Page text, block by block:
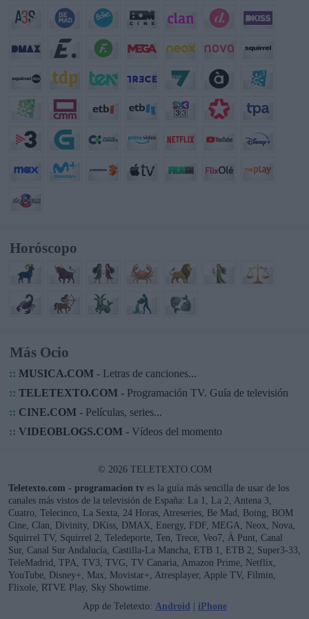
Horóscopo
Más Ocio
:: MUSICA.COM- Letras de canciones...
:: TELETEXTO.COM- Programación TV. Guía de televisión
:: CINE.COM- Películas, series...
:: VIDEOBLOGS.COM- Vídeos del momento
© 2026 TELETEXTO.COM
Teletexto.com - programacion tv es la guía más sencilla de usar de los
canales más vistos de la televisión de España: La 1, La 2, Antena 3,
Cuatro, Telecinco, La Sexta, 24 Horas, Atreseries, Be Mad, Boing, BOM
Cine, Clan, Divinity, DKiss, DMAX, Energy, FDF, MEGA, Neox, Nova,
Squirrel TV, Squirrel 2, Teledeporte, Ten, Trece, Veo7, À Punt, Canal
Sur, Canal Sur Andalucía, Castilla-La Mancha, ETB 1, ETB 2, Super3-33,
TeleMadrid, TPA, TV3, TVG, TV Canaria, Amazon Prime, Netflix,
YouTube, Disney+, Max, Movistar+, Atresplayer, Apple TV, Filmin,
Flixole, RTVE Play, Sky Showtime.
App de Teletexto: Android | iPhone